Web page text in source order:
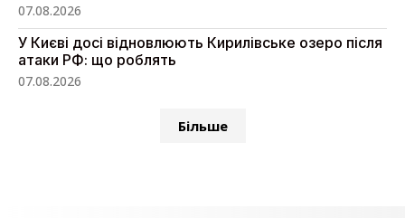
07.08.2026
У Києві досі відновлюють Кирилівське озеро після
атаки РФ: що роблять
07.08.2026
Більше